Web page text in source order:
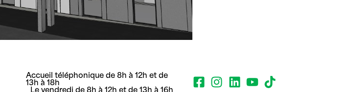
Accueil téléphonique de 8h à 12h et de
13h à 18h
Le vendredi de 8h à 12h et de 13h à 16h